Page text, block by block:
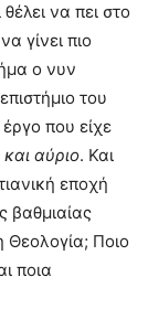
να πει στο
γίνει πιο
ο νυν
του
που είχε
αύριο. Και
εποχή
βαθμιαίας
Θεολογία; Ποιο
ποια